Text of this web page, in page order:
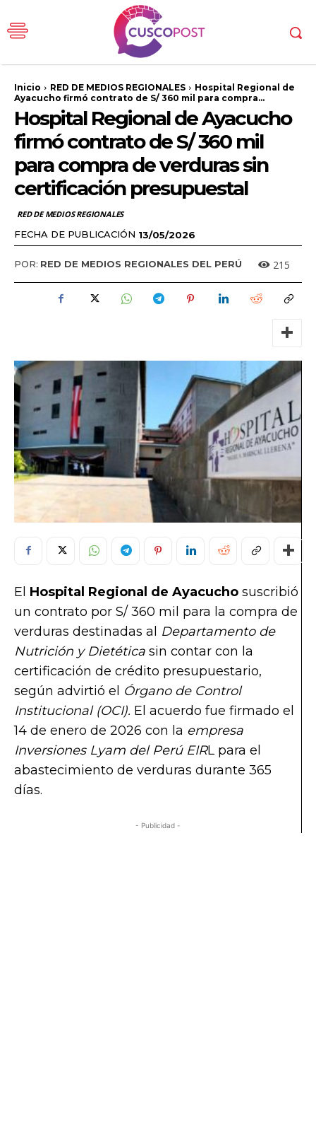
Inicio RED DE MEDIOS REGIONALES
Hospital Regional de
Ayacucho firmó contrato de S/ 360 mil para compra...
Hospital Regional de Ayacucho
firmó contrato de S/ 360 mil
para compra de verduras sin
certificación presupuestal
RED DE MEDIOS REGIONALES
FECHA DE PUBLICACIÓN 13/05/2026
POR: RED DE MEDIOS REGIONALES DEL PERÚ 215
El Hospital Regional de Ayacucho suscribió
un contrato por S/ 360 mil para la compra de
verduras destinadas al Departamento de
Nutrición y Dietética sin contar con la
certificación de crédito presupuestario,
según advirtió el Órgano de Control
Institucional (OCI). El acuerdo fue firmado el
14 de enero de 2026 con la empresa
Inversiones Lyam del Perú EIRL para el
abastecimiento de verduras durante 365
días.
- Publicidad -